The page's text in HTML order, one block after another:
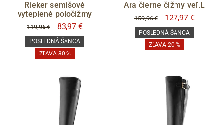
Rieker semišové
vyteplené poločižmy
119,96 € 83,97 €
POSLEDNÁ ŠANCA
ZĽAVA 30 %
Ara čierne čižmy veľ.L
159,96 € 127,97 €
POSLEDNÁ ŠANCA
ZĽAVA 20 %